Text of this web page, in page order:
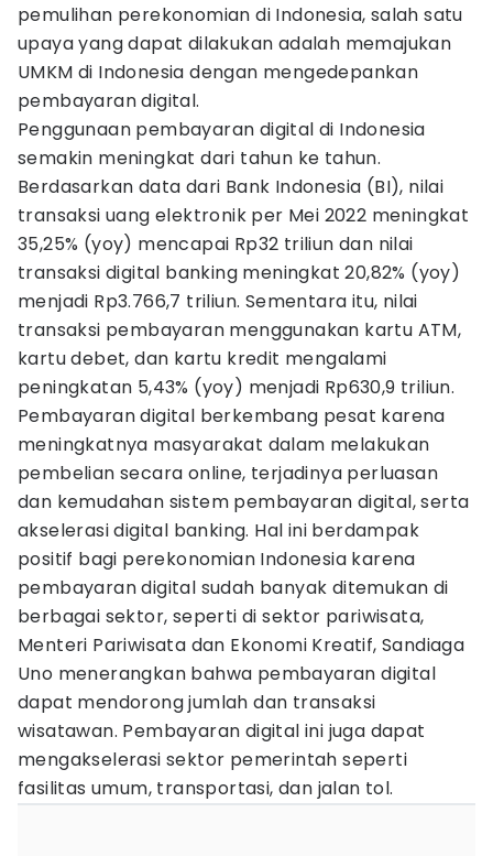
pemulihan perekonomian di Indonesia, salah satu
upaya yang dapat dilakukan adalah memajukan
UMKM di Indonesia dengan mengedepankan
pembayaran digital.
Penggunaan pembayaran digital di Indonesia
semakin meningkat dari tahun ke tahun.
Berdasarkan data dari Bank Indonesia (BI), nilai
transaksi uang elektronik per Mei 2022 meningkat
35,25% (yoy) mencapai Rp32 triliun dan nilai
transaksi digital banking meningkat 20,82% (yoy)
menjadi Rp3.766,7 triliun. Sementara itu, nilai
transaksi pembayaran menggunakan kartu ATM,
kartu debet, dan kartu kredit mengalami
peningkatan 5,43% (yoy) menjadi Rp630,9 triliun.
Pembayaran digital berkembang pesat karena
meningkatnya masyarakat dalam melakukan
pembelian secara online, terjadinya perluasan
dan kemudahan sistem pembayaran digital, serta
akselerasi digital banking. Hal ini berdampak
positif bagi perekonomian Indonesia karena
pembayaran digital sudah banyak ditemukan di
berbagai sektor, seperti di sektor pariwisata,
Menteri Pariwisata dan Ekonomi Kreatif, Sandiaga
Uno menerangkan bahwa pembayaran digital
dapat mendorong jumlah dan transaksi
wisatawan. Pembayaran digital ini juga dapat
mengakselerasi sektor pemerintah seperti
fasilitas umum, transportasi, dan jalan tol.